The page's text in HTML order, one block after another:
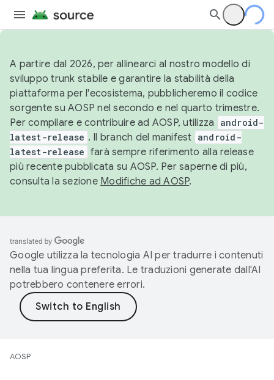
A partire dal 2026, per allinearci al nostro modello di
sviluppo trunk stabile e garantire la stabilità della
piattaforma per l'ecosistema, pubblicheremo il codice
sorgente su AOSP nel secondo e nel quarto trimestre.
Per compilare e contribuire ad AOSP, utilizza
android-
latest-release . Il branch del manifest android-
latest-release farà sempre riferimento alla release
più recente pubblicata su AOSP. Per saperne di più,
consulta la sezione Modifiche ad AOSP.
Google utilizza la tecnologia AI per tradurre i contenuti
nella tua lingua preferita. Le traduzioni generate dall'AI
potrebbero contenere errori.
AOSP